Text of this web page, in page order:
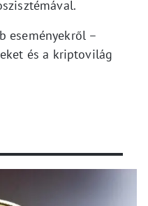
eseményekről –
és a kriptovilág